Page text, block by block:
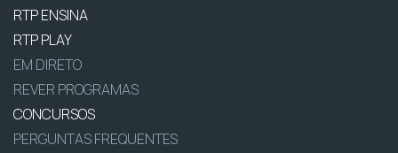
RTP ENSINA
RTP PLAY
EM DIRETO
REVER PROGRAMAS
CONCURSOS
PERGUNTAS FREQUENTES